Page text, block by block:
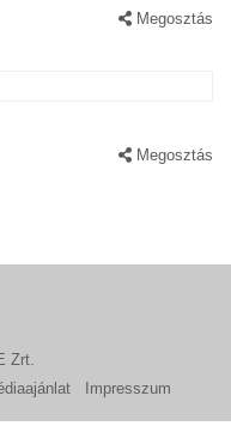
Megosztás
Megosztás
Zrt.
Impresszum